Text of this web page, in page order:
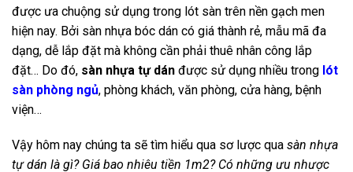
được ưa chuộng sử dụng trong lót sàn trên nền gạch men
hiện nay. Bởi sàn nhựa bóc dán có giá thành rẻ, mẫu mã đa
dạng, dễ lắp đặt mà không cần phải thuê nhân công lắp
đặt… Do đó, sàn nhựa tự dán được sử dụng nhiều trong lót
sàn phòng ngủ, phòng khách, văn phòng, cửa hàng, bệnh
viện…
Vậy hôm nay chúng ta sẽ tìm hiểu qua sơ lược qua sàn nhựa
tự dán là gì? Giá bao nhiêu tiền 1m2? Có những ưu nhược